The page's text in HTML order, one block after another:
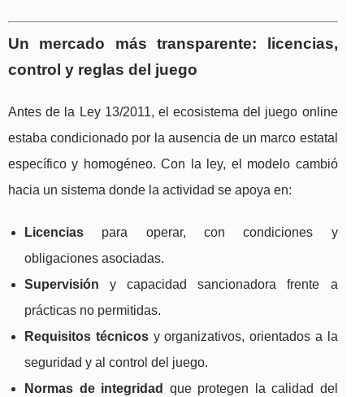
Un mercado más transparente: licencias,
control y reglas del juego
Antes de la Ley 13/2011, el ecosistema del juego online
estaba condicionado por la ausencia de un marco estatal
específico y homogéneo. Con la ley, el modelo cambió
hacia un sistema donde la actividad se apoya en:
Licencias para operar, con condiciones y
obligaciones asociadas.
Supervisión y capacidad sancionadora frente a
prácticas no permitidas.
Requisitos técnicosy organizativos, orientados a la
seguridad y al control del juego.
Normas de integridad
que protegen la calidad del